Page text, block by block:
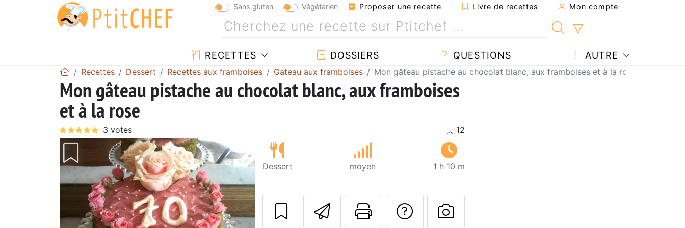
Sans gluten Végétarien Proposer une recette Livre de recettes Mon compte
RECETTES DOSSIERS QUESTIONS AUTRE
Recettes Dessert Recettes aux framboises Gateau aux framboises Mon gâteau pistache au chocolat blanc, aux framboises et à la rose
Mon gâteau pistache au chocolat blanc, aux framboises
et à la rose
Dessert moyen 1 h 10 m
Envoyer cette recette à un ami
Imprimer cette page
Poser une question à l'auteur